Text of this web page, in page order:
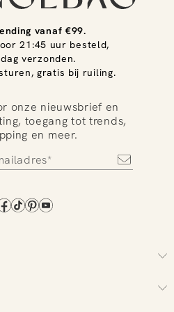
vanaf €99.
21:45 uur besteld,
verzonden.
gratis bij ruiling.
onze nieuwsbrief en
toegang tot trends,
en meer.